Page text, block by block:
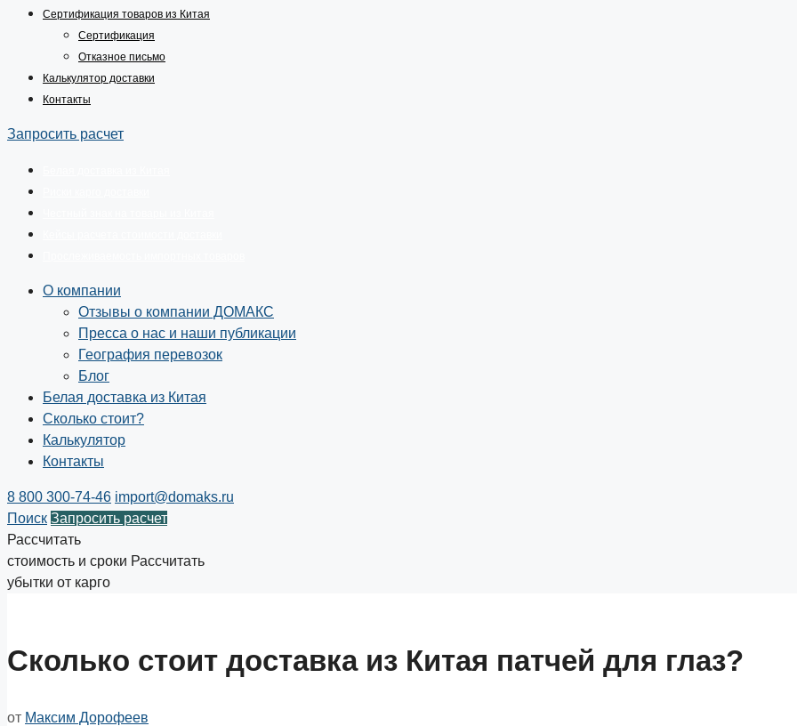
Сертификация товаров из Китая
Сертификация
Отказное письмо
Калькулятор доставки
Контакты
Запросить расчет
О компании
Отзывы о компании ДОМАКС
Пресса о нас и наши публикации
География перевозок
Блог
Белая доставка из Китая
Сколько стоит?
Калькулятор
Контакты
8 800 300-74-46 import@domaks.ru
Поиск Запросить расчет
Рассчитать
стоимость и сроки Рассчитать
убытки от карго
Сколько стоит доставка из Китая патчей для глаз?
от Максим Дорофеев